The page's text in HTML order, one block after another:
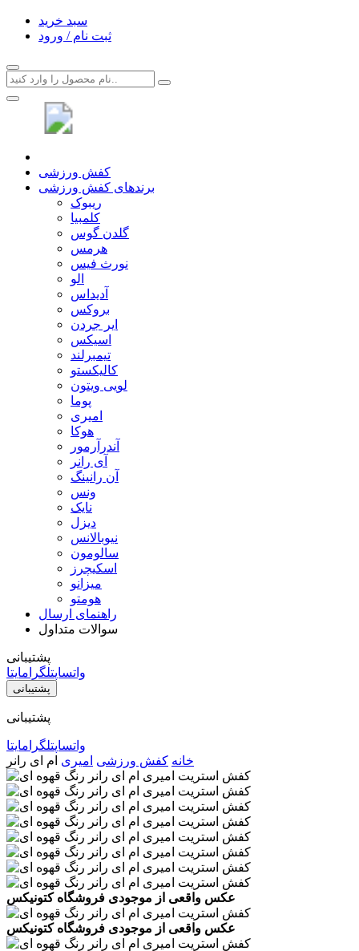
سبد خرید
ثبت نام / ورود
کفش ورزشی
برندهای کفش ورزشی
ریبوک
کلمبیا
گلدن گوس
هرمس
نورث فیس
الو
آدیداس
بروکس
ایر جردن
اسیکس
تیمبرلند
کالیکستو
لویی ویتون
پوما
امیری
هوکا
آندرآرمور
آی رانر
آن رانینگ
ونس
نایک
دیزل
نیوبالانس
سالومون
اسکیچرز
میزانو
هومتو
راهنمای ارسال
سوالات متداول
پشتیبانی
واتساپتلگرامایتا
پشتیبانی
پشتیبانی
واتساپتلگرامایتا
خانه کفش ورزشی امیری ام ای رانر
عکس واقعی از موجودی فروشگاه کتونیکس
عکس واقعی از موجودی فروشگاه کتونیکس